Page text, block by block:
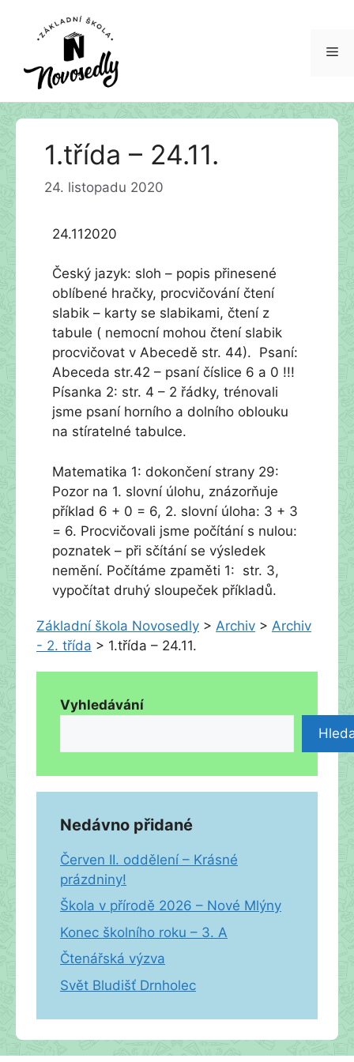
Přeskočit
1.třída – 24.11.
24. listopadu 2020
24.112020
Český jazyk: sloh – popis přinesené
oblíbené hračky, procvičování čtení
slabik – karty se slabikami, čtení z
tabule ( nemocní mohou čtení slabik
procvičovat v Abecedě str. 44). Psaní:
Abeceda str.42 – psaní číslice 6 a 0 !!!
Písanka 2: str. 4 – 2 řádky, trénovali
jsme psaní horního a dolního oblouku
na stíratelné tabulce.
Matematika 1: dokončení strany 29:
Pozor na 1. slovní úlohu, znázorňuje
příklad 6 + 0 = 6, 2. slovní úloha: 3 + 3
= 6. Procvičovali jsme počítání s nulou:
poznatek – při sčítání se výsledek
nemění. Počítáme zpaměti 1: str. 3,
vypočítat druhý sloupeček příkladů.
Základní škola Novosedly > Archiv > Archiv
- 2. třída > 1.třída – 24.11.
Vyhledávání
Nedávno přidané
Červen II. oddělení – Krásné
prázdniny!
Škola v přírodě 2026 – Nové Mlýny
Konec školního roku – 3. A
Čtenářská výzva
Svět Bludišť Drnholec